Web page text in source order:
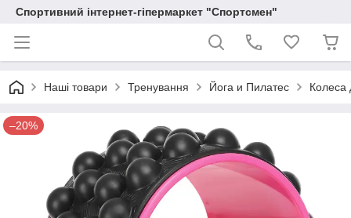
Спортивний інтернет-гіпермаркет "Спортсмен"
Наші товари Тренування Йога и Пилатес Колеса
–20%